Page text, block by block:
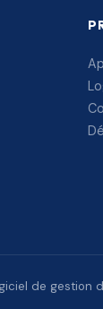
de gestion